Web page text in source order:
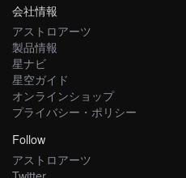
会社情報
アストロアーツ
製品情報
星ナビ
星空ガイド
オンラインショップ
プライバシー・ポリシー
Follow
アストロアーツ